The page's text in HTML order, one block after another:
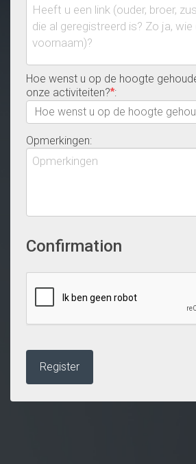
Hoe wenst u op de hoogte
onze activiteiten?*:
Opmerkingen:
Confirmation
Register